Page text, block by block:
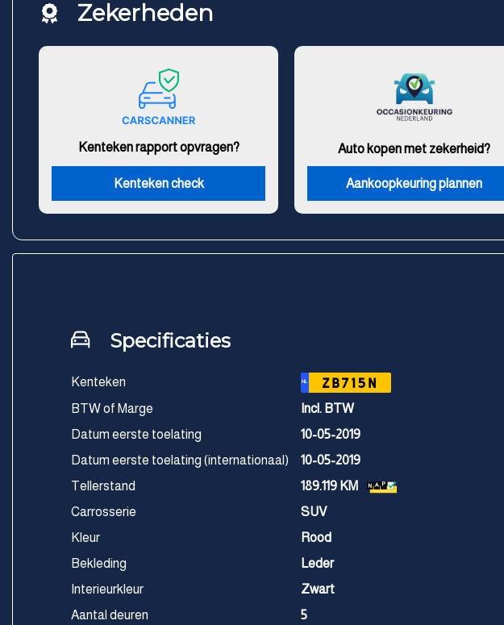
Zekerheden
Kenteken rapport opvragen?
Kenteken check
Auto kopen met zekerheid?
Aankoopkeuring plannen
Specificaties
Kenteken NL ZB715N
BTW of Marge
Incl. BTW
Datum eerste toelating
10-05-2019
Datum eerste toelating (internationaal)
10-05-2019
Tellerstand
189.119 KM
Carrosserie
SUV
Kleur
Rood
Bekleding
Leder
Interieurkleur
Zwart
Aantal deuren
5